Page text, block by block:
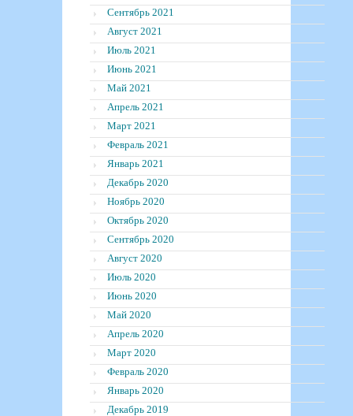
Сентябрь 2021
Август 2021
Июль 2021
Июнь 2021
Май 2021
Апрель 2021
Март 2021
Февраль 2021
Январь 2021
Декабрь 2020
Ноябрь 2020
Октябрь 2020
Сентябрь 2020
Август 2020
Июль 2020
Июнь 2020
Май 2020
Апрель 2020
Март 2020
Февраль 2020
Январь 2020
Декабрь 2019